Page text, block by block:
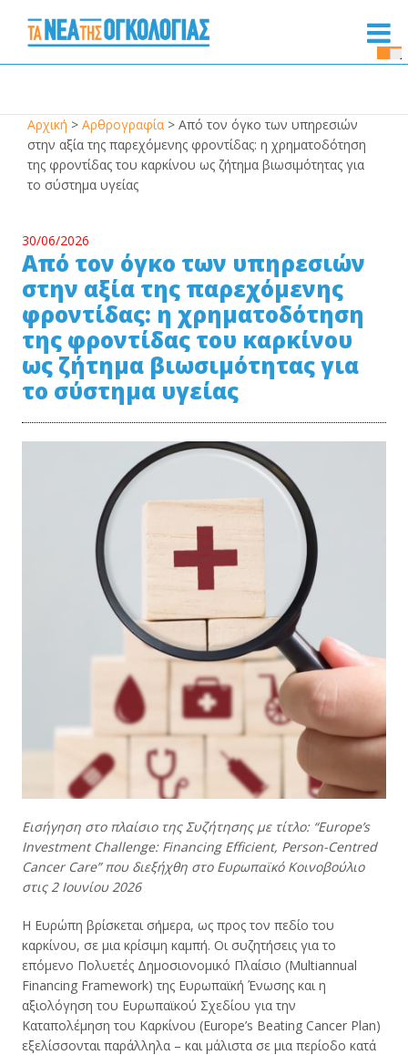
Αρχική > Αρθρογραφία > Από τον όγκο των υπηρεσιών
στην αξία της παρεχόμενης φροντίδας: η χρηματοδότηση
της φροντίδας του καρκίνου ως ζήτημα βιωσιμότητας για
το σύστημα υγείας
30/06/2026
Από τον όγκο των υπηρεσιών
στην αξία της παρεχόμενης
φροντίδας: η χρηματοδότηση
της φροντίδας του καρκίνου
ως ζήτημα βιωσιμότητας για
το σύστημα υγείας
Εισήγηση στο πλαίσιο της Συζήτησης με τίτλο: “Europe’s
Investment Challenge: Financing Efficient, Person-Centred
Cancer Care” που διεξήχθη στο Ευρωπαϊκό Κοινοβούλιο
στις 2 Ιουνίου 2026
Η Ευρώπη βρίσκεται σήμερα, ως προς τον πεδίο του
καρκίνου, σε μια κρίσιμη καμπή. Οι συζητήσεις για το
επόμενο Πολυετές Δημοσιονομικό Πλαίσιο (Multiannual
Financing Framework) της Ευρωπαϊκή Ένωσης και η
αξιολόγηση του Ευρωπαϊκού Σχεδίου για την
Καταπολέμηση του Καρκίνου (Europe’s Beating Cancer Plan)
εξελίσσονται παράλληλα – και μάλιστα σε μια περίοδο κατά